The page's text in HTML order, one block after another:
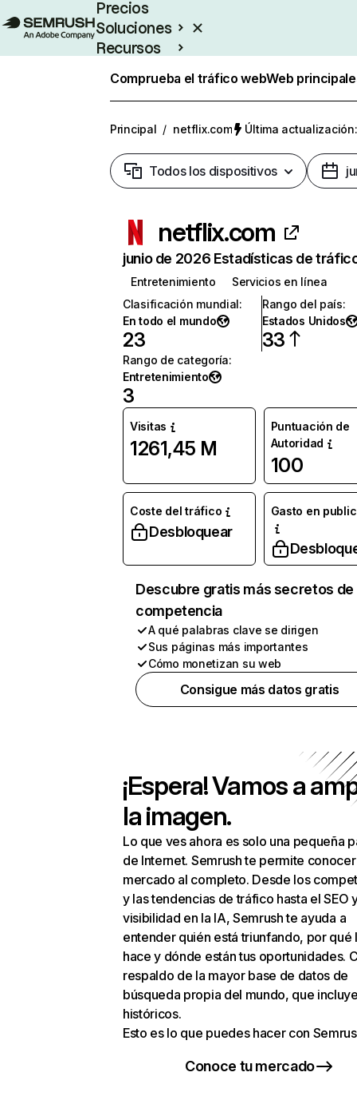
Precios
Soluciones
Recursos
Comprueba el tráfico webWeb
Principal / netflix.com Última
Todos los dispositivos
netflix.com
junio de 2026 Estadísticas de
Entretenimiento
Servicios en línea
Clasificación mundial:
En todo el mundo
23
Rango del país:
Estados Unidos
33
Rango de categoría:
Entretenimiento
3
Visitas
1261,45 M
Puntuación de
Autoridad
100
Coste del tráfico
Desbloquear
Gasto en
Descubre gratis más secretos de
competencia
A qué palabras clave se dirigen
Sus páginas más importantes
Cómo monetizan su web
Consigue más datos gratis
¡Espera! Vamos a
la imagen.
Lo que ves ahora es solo una pequeña
de Internet. Semrush te permite
mercado al completo. Desde los
y las tendencias de tráfico hasta el SEO
visibilidad en la IA, Semrush te ayuda a
entender quién está triunfando, por qué
hace y dónde están tus oportunidades.
respaldo de la mayor base de datos de
búsqueda propia del mundo, que
históricos.
Esto es lo que puedes hacer con
Conoce tu mercado